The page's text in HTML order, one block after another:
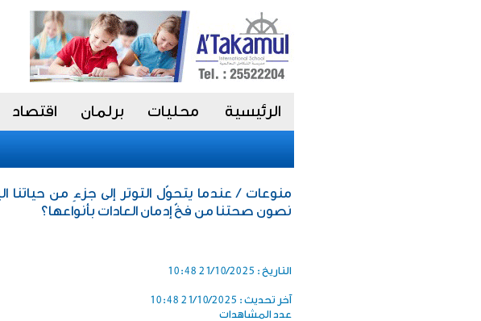
الرئيسية محليات برلمان اقتصاد
منوعات / عندما يتحوّل التوتر إلى جزءٍ من حياتنا
نصون صحتنا من فخّ إدمان العادات بأنواعها؟
التاريخ : 21/10/2025 10:48
آخر تحديث : 21/10/2025 10:48
عدد المشاهدات